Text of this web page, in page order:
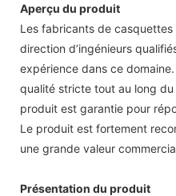
Aperçu du produit
Les fabricants de
direction d’ingénieurs
expérience dans ce
qualité stricte tout au long
produit est garantie pour
Le produit est fortement
une grande valeur
Présentation du produit